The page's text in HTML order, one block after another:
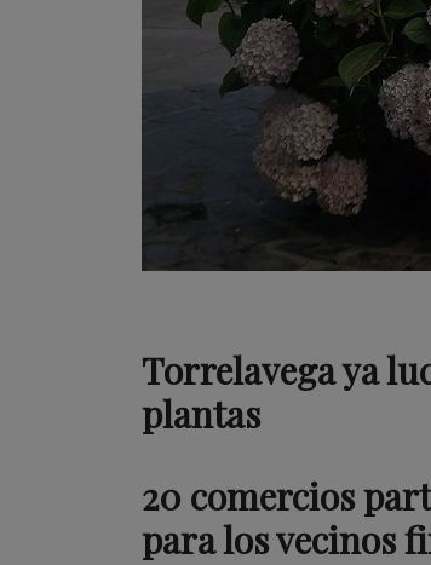
Torrelavega ya
plantas
20 comercios
para los vecinos